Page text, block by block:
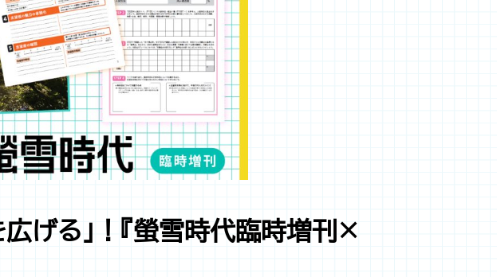
広げる」！『螢雪時代臨時増刊×